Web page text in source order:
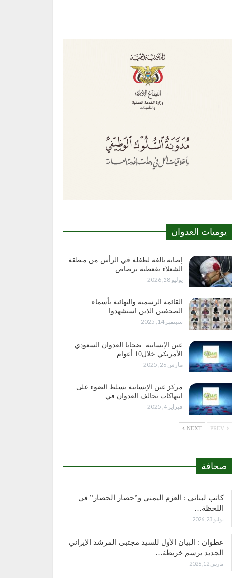
يوميات العدوان
إصابة بالغة لطفلة في الرأس من منطقة
الشعلاء بقعطبة برصاص…
يوليو 28, 2026
القائمة الرسمية والنهائية بأسماء
الصحفيين الذين استشهدوا…
سبتمبر 14, 2025
عين الإنسانية: ضحايا العدوان السعودي
الأمريكي خلال10 أعوام…
مارس 26, 2025
مركز عين الإنسانية يسلط الضوء على
انتهاكات تحالف العدوان في…
فبراير 4, 2025
NEXT
صحافة
كاتب لبناني : العزم اليمني و”حصار الحصار” في
اللحظة…
يوليو 23, 2026
عطوان : البيان الأول للسيد مجتبى المرشد الإيراني
الجديد يرسم خريطة…
مارس 12, 2026